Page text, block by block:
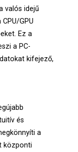
valós idejű
GPU
Ez a
a PC-
kifejező,
és
a
központi